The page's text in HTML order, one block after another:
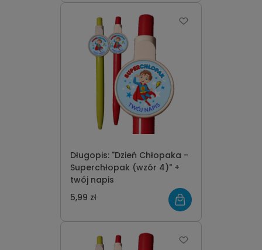
Długopis: "Dzień Chłopaka -
Superchłopak (wzór 4)" +
twój napis
5,99 zł